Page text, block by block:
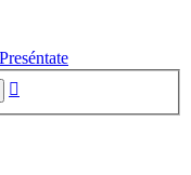
Preséntate